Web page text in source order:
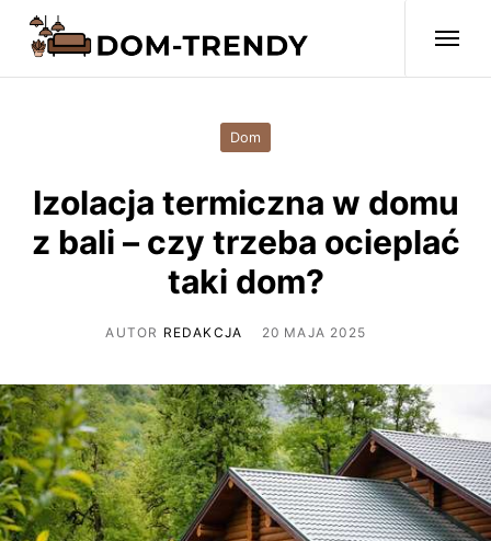
Dom
Izolacja termiczna w domu
z bali – czy trzeba ocieplać
taki dom?
AUTOR REDAKCJA 20 MAJA 2025